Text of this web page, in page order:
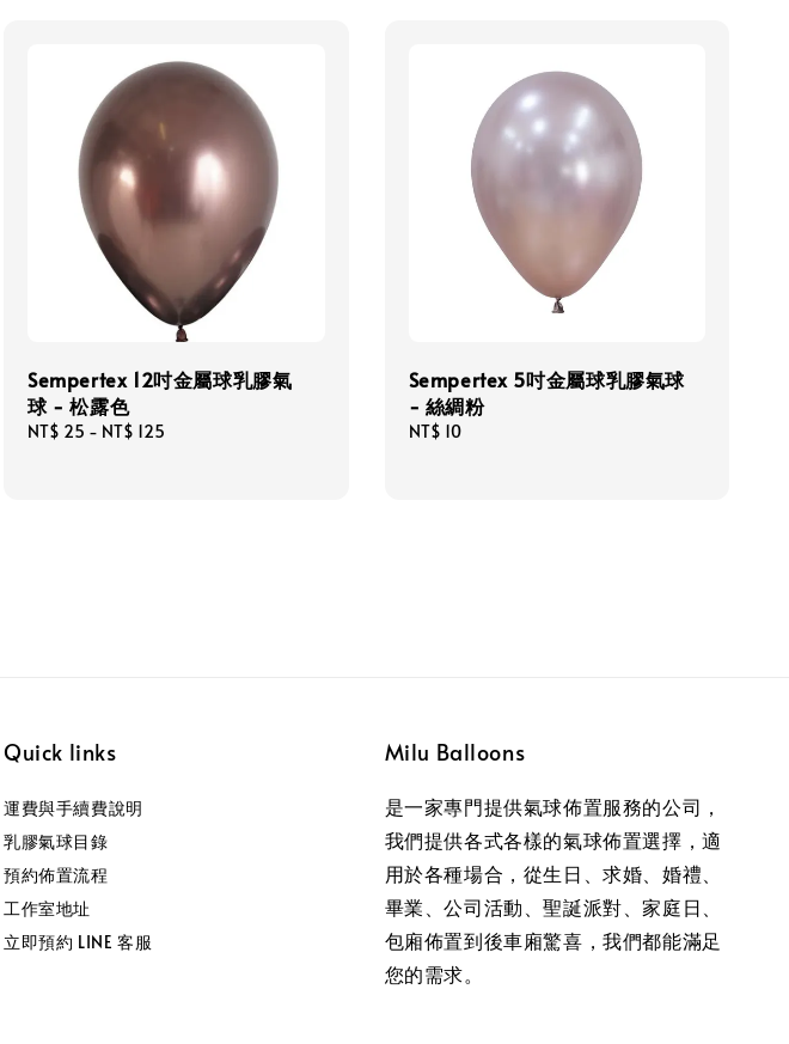
Sempertex 12吋金屬球乳膠氣
球 - 松露色
Regular
NT$ 25 - NT$ 125
Sempertex 5吋金屬球乳膠氣球
- 絲綢粉
Regular
NT$ 10
Quick links
運費與手續費說明
乳膠氣球目錄
預約佈置流程
工作室地址
立即預約 LINE 客服
Milu Balloons
是一家專門提供氣球佈置服務的公司，
我們提供各式各樣的氣球佈置選擇，適
用於各種場合，從生日、求婚、婚禮、
畢業、公司活動、聖誕派對、家庭日、
包廂佈置到後車廂驚喜，我們都能滿足
您的需求。